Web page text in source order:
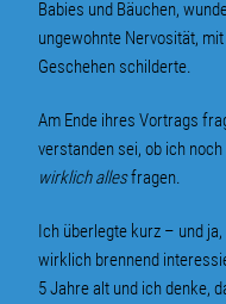
Babies und Bäuchen,
ungewohnte Nervosität,
Geschehen schilderte.
Am Ende ihres Vortrags
verstanden sei, ob ich noch
wirklich allesfragen.
Ich überlegte kurz – und
wirklich brennend
5 Jahre alt und ich denke,